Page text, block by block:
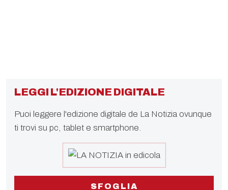
LEGGI L'EDIZIONE DIGITALE
Puoi leggere l'edizione digitale de La Notizia ovunque
ti trovi su pc, tablet e smartphone.
SFOGLIA